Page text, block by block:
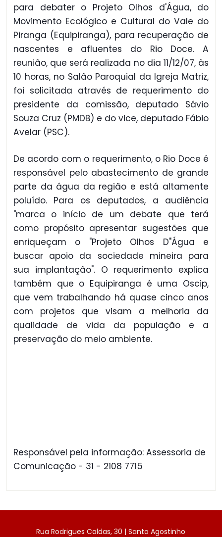
para debater o Projeto Olhos d'Água, do
Movimento Ecológico e Cultural do Vale do
Piranga (Equipiranga), para recuperação de
nascentes e afluentes do Rio Doce. A
reunião, que será realizada no dia 11/12/07, às
10 horas, no Salão Paroquial da Igreja Matriz,
foi solicitada através de requerimento do
presidente da comissão, deputado Sávio
Souza Cruz (PMDB) e do vice, deputado Fábio
Avelar (PSC).
De acordo com o requerimento, o Rio Doce é
responsável pelo abastecimento de grande
parte da água da região e está altamente
poluído. Para os deputados, a audiência
"marca o início de um debate que terá
como propósito apresentar sugestões que
enriqueçam o "Projeto Olhos D"Água e
buscar apoio da sociedade mineira para
sua implantação". O requerimento explica
também que o Equipiranga é uma Oscip,
que vem trabalhando há quase cinco anos
com projetos que visam a melhoria da
qualidade de vida da população e a
preservação do meio ambiente.
Responsável pela informação: Assessoria de
Comunicação - 31 - 2108 7715
Rua Rodrigues Caldas, 30 | Santo Agostinho